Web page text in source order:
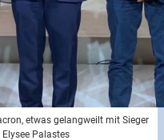
etwas gelangweilt mit Sieger
Palastes